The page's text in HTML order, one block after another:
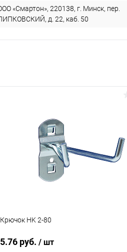
«Смартон», 220138, г. Минск, пер.
д. 22, каб. 50
Крючок HK 2-80
5.76 руб. / шт